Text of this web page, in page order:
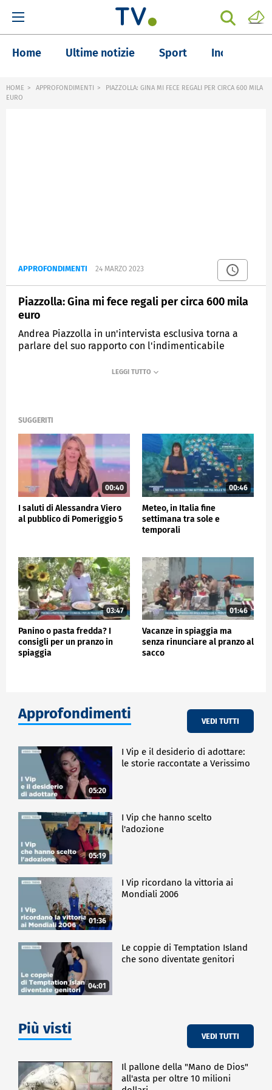
Home Ultime notizie Sport Inchieste
HOME APPROFONDIMENTI
PIAZZOLLA: GINA MI FECE REGALI PER CIRCA 600 MILA
EURO
APPROFONDIMENTI 24 MARZO 2023
Piazzolla: Gina mi fece regali per circa 600 mila
euro
Andrea Piazzolla in un'intervista esclusiva torna a
parlare del suo rapporto con l'indimenticabile
SUGGERITI
00:40
I saluti di Alessandra Viero
al pubblico di Pomeriggio 5
00:46
Meteo, in Italia fine
settimana tra sole e
temporali
03:47
Panino o pasta fredda? I
consigli per un pranzo in
spiaggia
01:46
Vacanze in spiaggia ma
senza rinunciare al pranzo al
sacco
Approfondimenti VEDI TUTTI
05:20
I Vip e il desiderio di adottare:
le storie raccontate a Verissimo
05:19
I Vip che hanno scelto
l'adozione
01:36
I Vip ricordano la vittoria ai
Mondiali 2006
04:01
Le coppie di Temptation Island
che sono diventate genitori
Più visti VEDI TUTTI
Il pallone della "Mano de Dios"
all'asta per oltre 10 milioni